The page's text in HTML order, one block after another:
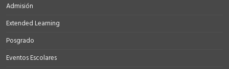
Admisión
Extended Learning
Posgrado
Eventos Escolares